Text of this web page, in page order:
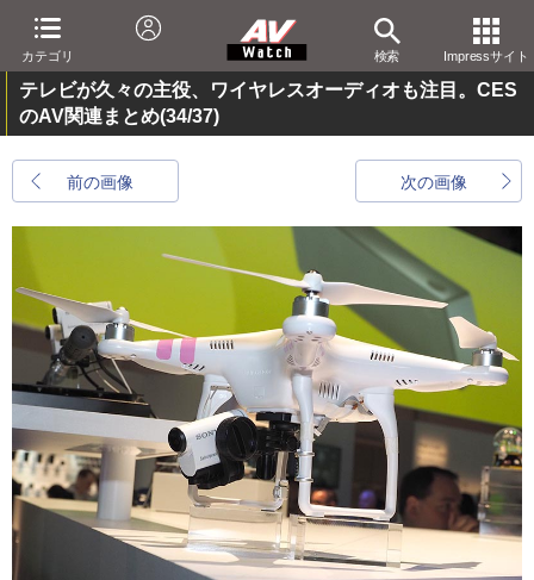
カテゴリ 検索 Impressサイト
テレビが久々の主役、ワイヤレスオーディオも注目。CES
のAV関連まとめ(34/37)
前の画像 次の画像